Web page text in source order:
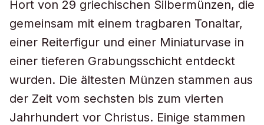
Hort von 29 griechischen Silbermünzen, die
gemeinsam mit einem tragbaren Tonaltar,
einer Reiterfigur und einer Miniaturvase in
einer tieferen Grabungsschicht entdeckt
wurden. Die ältesten Münzen stammen aus
der Zeit vom sechsten bis zum vierten
Jahrhundert vor Christus. Einige stammen